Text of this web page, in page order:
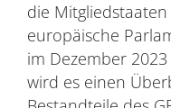
die
europäische
im Dezember
wird es einen